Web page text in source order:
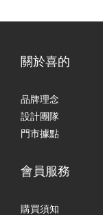
關於喜的
品牌理念
設計團隊
門市據點
會員服務
購買須知